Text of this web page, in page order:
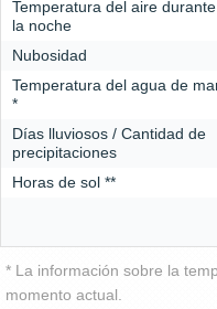
Temperatura del aire durante
la noche
Nubosidad
Temperatura del agua de
*
Días lluviosos / Cantidad de
precipitaciones
Horas de sol **
* La información sobre la
momento actual.